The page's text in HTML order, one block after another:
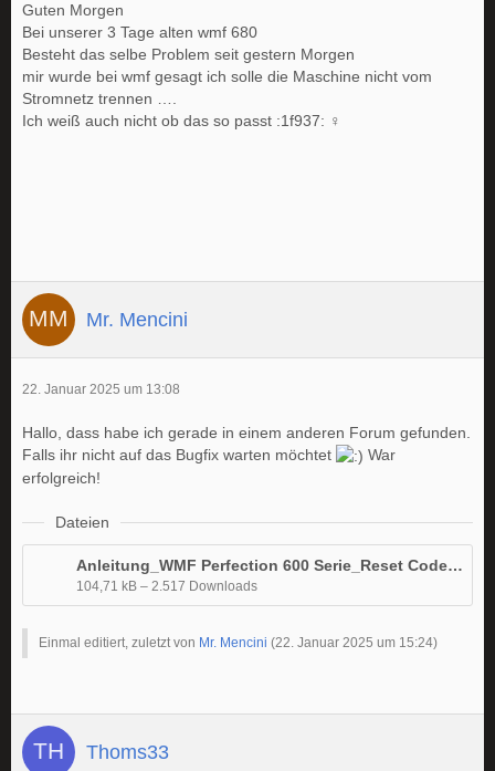
Guten Morgen
Bei unserer 3 Tage alten wmf 680
Besteht das selbe Problem seit gestern Morgen
mir wurde bei wmf gesagt ich solle die Maschine nicht vom
Stromnetz trennen ….
Ich weiß auch nicht ob das so passt :1f937: ‍♀️
Mr. Mencini
22. Januar 2025 um 13:08
Hallo, dass habe ich gerade in einem anderen Forum gefunden.
Falls ihr nicht auf das Bugfix warten möchtet
War
erfolgreich!
Dateien
Anleitung_WMF Perfection 600 Serie_Reset Code_DE.pdf
104,71 kB – 2.517 Downloads
Einmal editiert, zuletzt von Mr. Mencini (22. Januar 2025 um 15:24)
Thoms33